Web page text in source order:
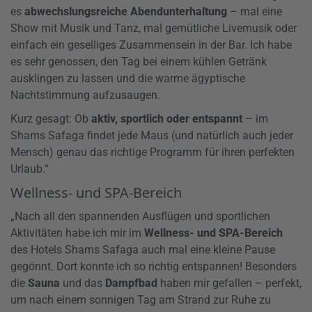
es abwechslungsreiche Abendunterhaltung – mal eine
Show mit Musik und Tanz, mal gemütliche Livemusik oder
einfach ein geselliges Zusammensein in der Bar. Ich habe
es sehr genossen, den Tag bei einem kühlen Getränk
ausklingen zu lassen und die warme ägyptische
Nachtstimmung aufzusaugen.
Kurz gesagt: Ob aktiv, sportlich oder entspannt – im
Shams Safaga findet jede Maus (und natürlich auch jeder
Mensch) genau das richtige Programm für ihren perfekten
Urlaub.“
Wellness- und SPA-Bereich
„Nach all den spannenden Ausflügen und sportlichen
Aktivitäten habe ich mir im Wellness- und SPA-Bereich
des Hotels Shams Safaga auch mal eine kleine Pause
gegönnt. Dort konnte ich so richtig entspannen! Besonders
die Sauna und das Dampfbad haben mir gefallen – perfekt,
um nach einem sonnigen Tag am Strand zur Ruhe zu